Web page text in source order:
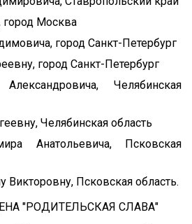
город Москва
город Санкт-Петербург
город Санкт-Петербург
Челябинская
Челябинская область
Анатольевича, Псковская
Псковская область.
"РОДИТЕЛЬСКАЯ СЛАВА"